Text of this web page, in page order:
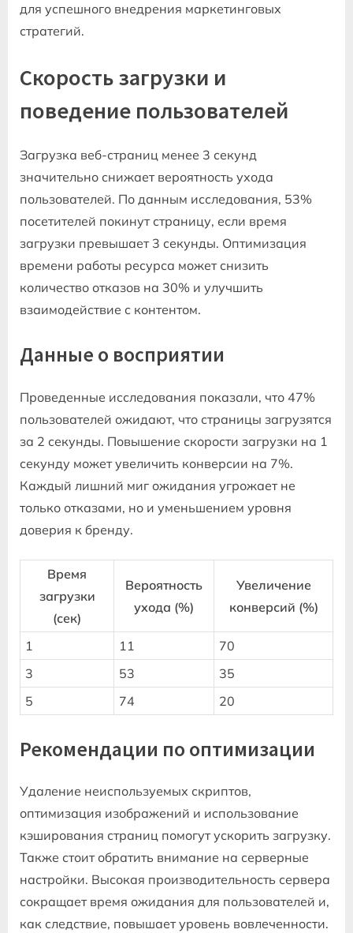
для успешного внедрения маркетинговых
стратегий.
Скорость загрузки и
поведение пользователей
Загрузка веб-страниц менее 3 секунд
значительно снижает вероятность ухода
пользователей. По данным исследования, 53%
посетителей покинут страницу, если время
загрузки превышает 3 секунды. Оптимизация
времени работы ресурса может снизить
количество отказов на 30% и улучшить
взаимодействие с контентом.
Данные о восприятии
Проведенные исследования показали, что 47%
пользователей ожидают, что страницы загрузятся
за 2 секунды. Повышение скорости загрузки на 1
секунду может увеличить конверсии на 7%.
Каждый лишний миг ожидания угрожает не
только отказами, но и уменьшением уровня
доверия к бренду.
Время
загрузки
(сек)
Вероятность
ухода (%)
Увеличение
конверсий (%)
1 11
70
3
53
35
5
74 20
Рекомендации по оптимизации
Удаление неиспользуемых скриптов,
оптимизация изображений и использование
кэширования страниц помогут ускорить загрузку.
Также стоит обратить внимание на серверные
настройки. Высокая производительность сервера
сокращает время ожидания для пользователей и,
как следствие, повышает уровень вовлеченности.